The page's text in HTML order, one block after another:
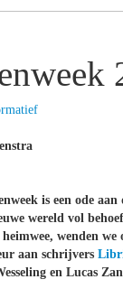
is een ode
wereld vol
wenden we
aan schrijvers
en Lucas